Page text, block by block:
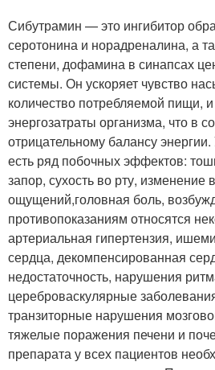
Сибутрамин — это ингибитор
серотонина и норадреналина, а
степени, дофамина в синапсах
системы. Он ускоряет чувство
количество потребляемой пищи,
энергозатраты организма, что в
отрицательному балансу
есть ряд побочных эффектов:
запор, сухость во рту, изменение
ощущений,головная боль,
противопоказаниям относятся
артериальная гипертензия,
сердца, декомпенсированная
недостаточность, нарушения
цереброваскулярные
транзиторные нарушения
тяжелые поражения печени и
препарата у всех пациентов